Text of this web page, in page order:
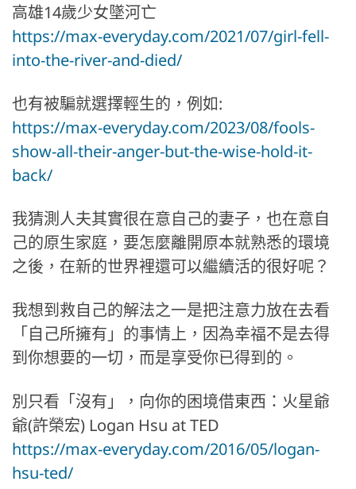
高雄14歲少女墜河亡
https://max-everyday.com/2021/07/girl-fell-
into-the-river-and-died/
也有被騙就選擇輕生的，例如:
https://max-everyday.com/2023/08/fools-
show-all-their-anger-but-the-wise-hold-it-
back/
我猜測人夫其實很在意自己的妻子，也在意自
己的原生家庭，要怎麼離開原本就熟悉的環境
之後，在新的世界裡還可以繼續活的很好呢？
我想到救自己的解法之一是把注意力放在去看
「自己所擁有」的事情上，因為幸福不是去得
到你想要的一切，而是享受你已得到的。
別只看「沒有」，向你的困境借東西：火星爺
爺(許榮宏) Logan Hsu at TED
https://max-everyday.com/2016/05/logan-
hsu-ted/